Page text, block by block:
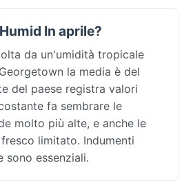
In aprile?
da un'umidità tropicale
la media è del
del paese registra valori
fa sembrare le
molto più alte, e anche le
limitato. Indumenti
sono essenziali.